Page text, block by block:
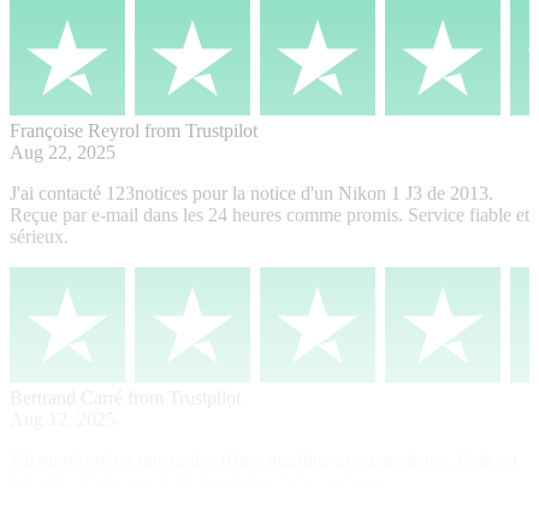
Françoise Reyrol from Trustpilot
Aug 22, 2025
J'ai contacté 123notices pour la notice d'un Nikon 1 J3 de 2013.
Reçue par e-mail dans les 24 heures comme promis. Service fiable et
sérieux.